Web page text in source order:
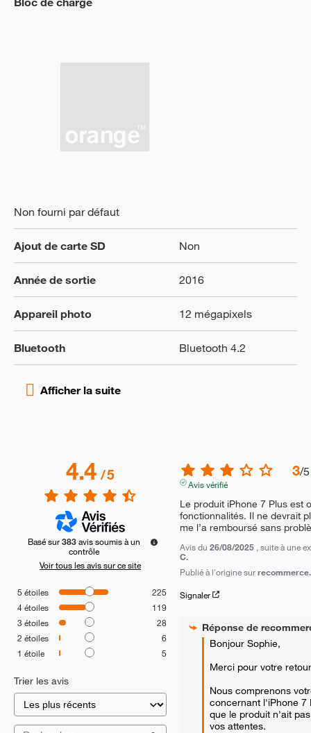
Non fourni par défaut
Ajout de carte SD Non
Année de sortie 2016
Appareil photo 12 mégapixels
Bluetooth Bluetooth 4.2
4.4/5
Basé sur383avis soumis à un
contrôle
Voir tous les avis sur ce site
5 étoiles
225
4étoiles
119
3 étoiles
28
2 étoiles
6
1 étoile 5
Trier les avis
3/5
Avis vérifié
Le produit iPhone 7 Plus est
fonctionnalités. Il ne devrait
me l’a remboursé sans
Avis du 26/08/2025 , suite à une
C.
Publié à l'origine sur
Signaler
Réponse de
Bonjour Sophie,
Merci pour votre
Nous comprenons
concernant l'iPhone 7
que le produit n'ait
vos attentes.